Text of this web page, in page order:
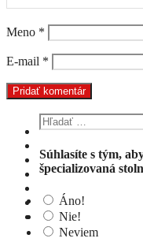
Meno *
E-mail *
Hľadať:
Súhlasíte s tým,
špecializovaná
Áno!
Nie!
Neviem